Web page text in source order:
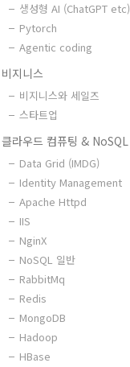
생성형 AI (ChatGPT etc)
Pytorch
Agentic coding
비지니스
비지니스와 세일즈
스타트업
클라우드 컴퓨팅 & NoSQL
Data Grid (IMDG)
Identity Management
Apache Httpd
IIS
NginX
NoSQL 일반
RabbitMq
Redis
MongoDB
Hadoop
HBase